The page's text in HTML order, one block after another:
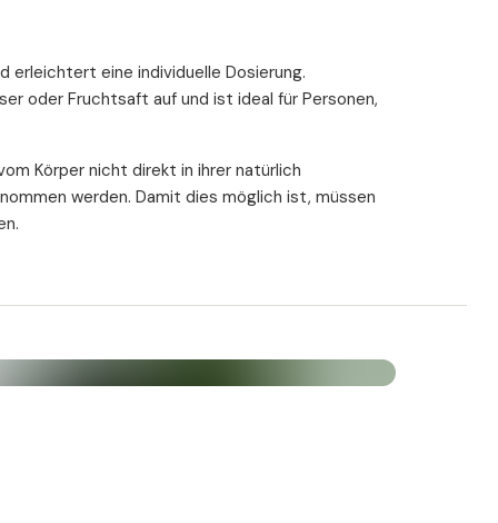
erleichtert eine individuelle Dosierung.
oder Fruchtsaft auf und ist ideal für Personen,
Körper nicht direkt in ihrer natürlich
werden. Damit dies möglich ist, müssen
wodurch das Magnesium
bei der Herstellung vorweggenommen.
Magnesiummoleküle und schleusen sie aktiv